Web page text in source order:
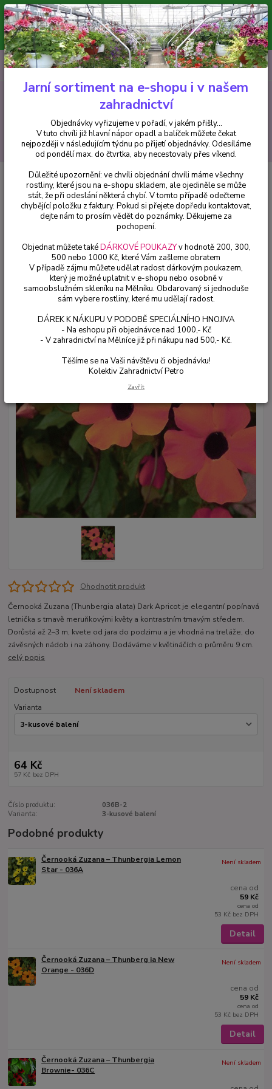
Minimální hodnota pro odeslání z e-shopu je 300 Kč.
V tuto chvíli již hlavní nápor objednávek opadl a balíček můžete čekat
nejpozději v následujícím týdnu po přijetí objednávky. Objednávky
vyřizujeme v pořadí, v jakém přišly...
CZK
Hledat
+420 602 223 614 0ks
za0 Kč
Balkónové rostliny
Černooká Zuzana – Thunbergia Dark Apricot -
cena za kus v 3-kusovém balení
Černooká Zuzana – Thunbergia
Dark Apricot - cena za kus v 3-
kusovém balení
Ohodnotit produkt
Černooká Zuzana (Thunbergia alata) Dark Apricot je elegantní popínavá
letnička s tmavě meruňkovými květy a kontrastním tmavým středem.
Dorůstá až 2–3 m, kvete od jara do podzimu a je vhodná na treláže, do
závěsných nádob i na záhony. Dodáváme v květináčích o průměru 9 cm.
celý popis
Dostupnost
Není skladem
Varianta
64 Kč
57 Kč bez DPH
Číslo produktu:
036B-2
Varianta:
3-kusové balení
Podobné produkty
Černooká Zuzana – Thunbergia Lemon
Star - 036A
cena od
59 Kč
cena od
53 Kč bez DPH
Není skladem
Detail
Černooká Zuzana – Thunberg ia New
Orange - 036D
cena od
59 Kč
cena od
53 Kč bez DPH
Není skladem
Detail
Černooká Zuzana – Thunbergia
Brownie- 036C
Není skladem
Jarní sortiment na e-shopu i v našem
zahradnictví
Objednávky vyřizujeme v pořadí, v jakém přišly...
V tuto chvíli již hlavní nápor opadl a balíček můžete čekat
nejpozději v následujícím týdnu po přijetí objednávky. Odesíláme
od pondělí max. do čtvrtka, aby necestovaly přes víkend.
Důležité upozornění: ve chvíli objednání chvíli máme všechny
rostliny, které jsou na e-shopu skladem, ale ojediněle se může
stát, že při odeslání některá chybí. V tomto případě odečteme
chybějící položku z faktury. Pokud si přejete dopředu kontaktovat,
dejte nám to prosím vědět do poznámky. Děkujeme za
pochopení.
Objednat můžete takéDÁRKOVÉ POUKAZYv hodnotě 200, 300,
500 nebo 1000 Kč, které Vám zašleme obratem
V případě zájmu můžete udělat radost dárkovým poukazem,
který je možné uplatnit v e-shopu nebo osobně v
samoobslužném skleníku na Mělníku. Obdarovaný si jednoduše
sám vybere rostliny, které mu udělají radost.
DÁREK K NÁKUPU V PODOBĚ SPECIÁLNÍHO HNOJIVA
- Na eshopu při objednávce nad 1000,- Kč
- V zahradnictví na Mělníce již při nákupu nad 500,- Kč.
Těšíme se na Vaši návštěvu či objednávku!
Kolektiv Zahradnictví Petro
Zavřít